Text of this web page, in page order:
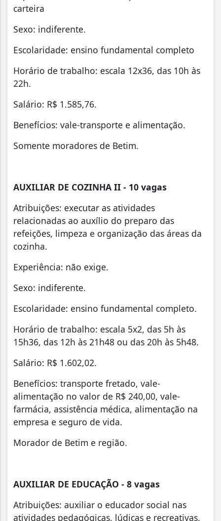
carteira
Sexo: indiferente.
Escolaridade: ensino fundamental completo
Horário de trabalho: escala 12x36, das 10h às
22h.
Salário: R$ 1.585,76.
Benefícios: vale-transporte e alimentação.
Somente moradores de Betim.
AUXILIAR DE COZINHA II - 10 vagas
Atribuições: executar as atividades
relacionadas ao auxílio do preparo das
refeições, limpeza e organização das áreas da
cozinha.
Experiência: não exige.
Sexo: indiferente.
Escolaridade: ensino fundamental completo.
Horário de trabalho: escala 5x2, das 5h às
15h36, das 12h às 21h48 ou das 20h às 5h48.
Salário: R$ 1.602,02.
Benefícios: transporte fretado, vale-
alimentação no valor de R$ 240,00, vale-
farmácia, assistência médica, alimentação na
empresa e seguro de vida.
Morador de Betim e região.
AUXILIAR DE EDUCAÇÃO - 8 vagas
Atribuições: auxiliar o educador social nas
atividades pedagógicas, lúdicas e recreativas,